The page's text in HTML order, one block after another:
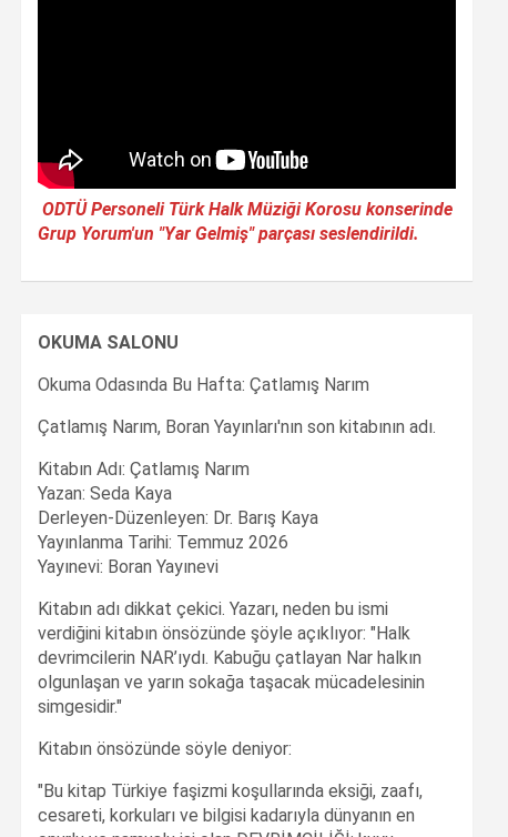
ODTÜ Personeli Türk Halk Müziği Korosu konserinde
Grup Yorum'un "Yar Gelmiş" parçası seslendirildi.
OKUMA SALONU
Okuma Odasında Bu Hafta: Çatlamış Narım
Çatlamış Narım, Boran Yayınları'nın son kitabının adı.
Kitabın Adı: Çatlamış Narım
Yazan: Seda Kaya
Derleyen-Düzenleyen: Dr. Barış Kaya
Yayınlanma Tarihi: Temmuz 2026
Yayınevi: Boran Yayınevi
Kitabın adı dikkat çekici. Yazarı, neden bu ismi
verdiğini kitabın önsözünde şöyle açıklıyor: "Halk
devrimcilerin NAR’ıydı. Kabuğu çatlayan Nar halkın
olgunlaşan ve yarın sokağa taşacak mücadelesinin
simgesidir."
Kitabın önsözünde söyle deniyor:
"Bu kitap Türkiye faşizmi koşullarında eksiği, zaafı,
cesareti, korkuları ve bilgisi kadarıyla dünyanın en